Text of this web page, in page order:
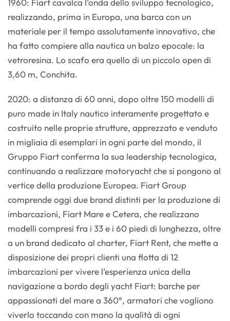
1960: Fiart cavalca l’onda dello sviluppo tecnologico,
realizzando, prima in Europa, una barca con un
materiale per il tempo assolutamente innovativo, che
ha fatto compiere alla nautica un balzo epocale: la
vetroresina. Lo scafo era quello di un piccolo open di
3,60 m, Conchita.
2020: a distanza di 60 anni, dopo oltre 150 modelli di
puro made in Italy nautico interamente progettato e
costruito nelle proprie strutture, apprezzato e venduto
in migliaia di esemplari in ogni parte del mondo, il
Gruppo Fiart conferma la sua leadership tecnologica,
continuando a realizzare motoryacht che si pongono al
vertice della produzione Europea. Fiart Group
comprende oggi due brand distinti per la produzione di
imbarcazioni, Fiart Mare e Cetera, che realizzano
modelli compresi fra i 33 e i 60 piedi di lunghezza, oltre
a un brand dedicato al charter, Fiart Rent, che mette a
disposizione dei propri clienti una flotta di 12
imbarcazioni per vivere l’esperienza unica della
navigazione a bordo degli yacht Fiart: barche per
appassionati del mare a 360°, armatori che vogliono
viverlo toccando con mano la qualità di ogni